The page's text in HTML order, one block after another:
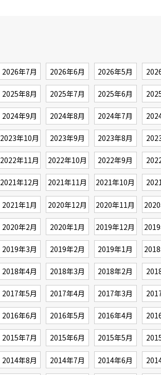
2026年7月 2026年6月 2026年5月
2025年8月 2025年7月 2025年6月
2024年9月 2024年8月 2024年7月
2023年10月 2023年9月 2023年8月
2022年11月 2022年10月 2022年9月
2021年12月 2021年11月 2021年10月
2021年1月 2020年12月 2020年11月
2020年2月 2020年1月 2019年12月
2019年3月 2019年2月 2019年1月
2018年4月 2018年3月 2018年2月
2017年5月 2017年4月 2017年3月
2016年6月 2016年5月 2016年4月
2015年7月 2015年6月 2015年5月
2014年8月 2014年7月 2014年6月